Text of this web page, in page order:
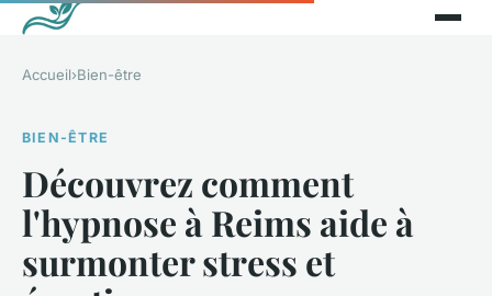
Accueil›Bien-être
BIEN-ÊTRE
Découvrez comment
l'hypnose à Reims aide à
surmonter stress et